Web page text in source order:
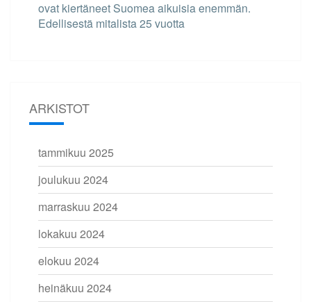
ovat kiertäneet Suomea aikuisia enemmän.
Edellisestä mitalista 25 vuotta
ARKISTOT
tammikuu 2025
joulukuu 2024
marraskuu 2024
lokakuu 2024
elokuu 2024
heinäkuu 2024